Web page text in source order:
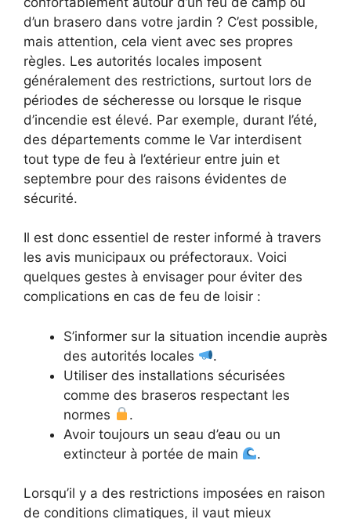
d’un brasero dans votre jardin ? C’est possible,
mais attention, cela vient avec ses propres
règles. Les autorités locales imposent
généralement des restrictions, surtout lors de
périodes de sécheresse ou lorsque le risque
d’incendie est élevé. Par exemple, durant l’été,
des départements comme le Var interdisent
tout type de feu à l’extérieur entre juin et
septembre pour des raisons évidentes de
sécurité.
Il est donc essentiel de rester informé à travers
les avis municipaux ou préfectoraux. Voici
quelques gestes à envisager pour éviter des
complications en cas de feu de loisir :
S’informer sur la situation incendie auprès
des autorités locales
.
Utiliser des installations sécurisées
comme des braseros respectant les
normes
.
Avoir toujours un seau d’eau ou un
extincteur à portée de main
.
Lorsqu’il y a des restrictions imposées en raison
de conditions climatiques, il vaut mieux